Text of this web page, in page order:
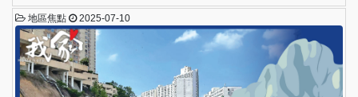
地區焦點 2025-07-10